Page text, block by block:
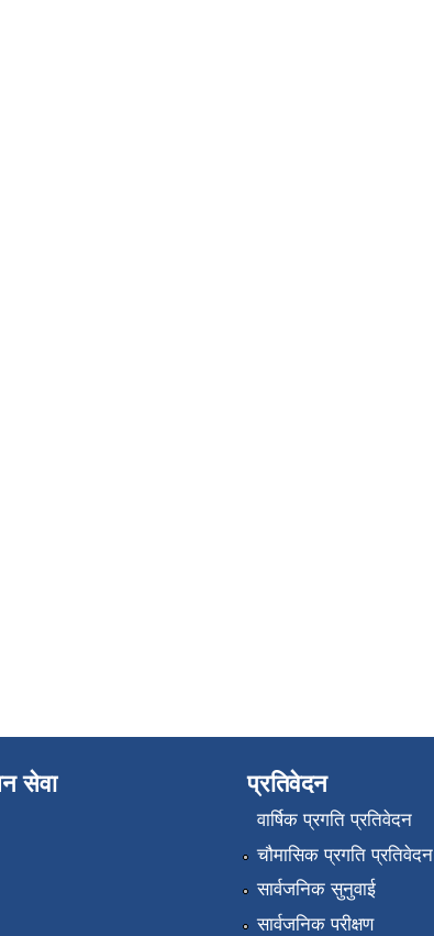
सेवा प्रतिवेदन
वार्षिक प्रगति प्रतिवेदन
चौमासिक प्रगति प्रतिवेदन
सार्वजनिक सुनुवाई
सार्वजनिक परीक्षण